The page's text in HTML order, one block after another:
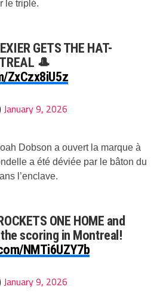
le triplé.
GETS THE HAT-
🎩
ZxCzx8iU5z
January 9, 2026
Dobson a ouvert la marque à
a été déviée par le bâton du
l’enclave.
ONE HOME and
scoring in Montreal!
NMTi6UZY7b
January 9, 2026